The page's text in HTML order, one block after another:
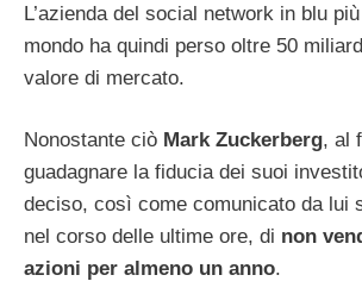
L’azienda del social network in blu
mondo ha quindi perso oltre 50
valore di mercato.
Nonostante ciò Mark Zuckerberg, al
guadagnare la fiducia dei suoi
deciso, così come comunicato da lui
nel corso delle ultime ore, di non
azioni per almeno un anno.